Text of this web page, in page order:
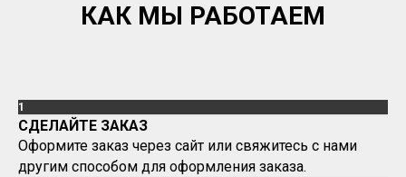
КАК МЫ РАБОТАЕМ
1
СДЕЛАЙТЕ ЗАКАЗ
Оформите заказ через сайт или свяжитесь с нами
другим способом для оформления заказа.